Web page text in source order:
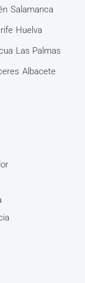
Salamanca
Huelva
Las Palmas
Albacete